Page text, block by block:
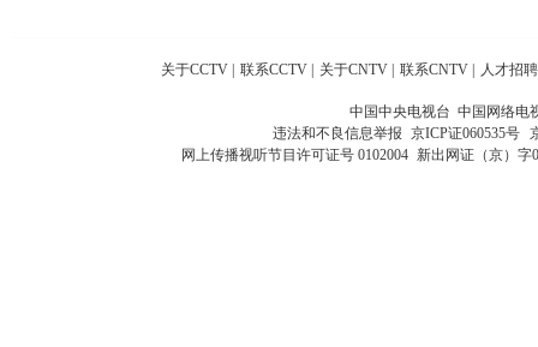
关于CCTV 联系CCTV 关于CNTV 联系CNTV 人才招聘
中国中央电视台 中国网络电
违法和不良信息举报 京ICP证060535号
网上传播视听节目许可证号 0102004 新出网证（京）